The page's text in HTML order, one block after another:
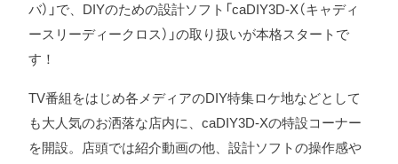
バ）」で、DIYのための設計ソフト「caDIY3D-X（キャディ
ースリーディークロス）」の取り扱いが本格スタートで
す！
TV番組をはじめ各メディアのDIY特集ロケ地などとして
も大人気のお洒落な店内に、caDIY3D-Xの特設コーナー
を開設。店頭では紹介動画の他、設計ソフトの操作感や